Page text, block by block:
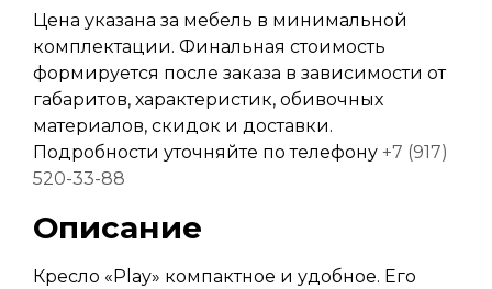
Цена указана за мебель в минимальной
комплектации. Финальная стоимость
формируется после заказа в зависимости от
габаритов, характеристик, обивочных
материалов, скидок и доставки.
Подробности уточняйте по телефону +7 (917)
520-33-88
Описание
Кресло «Play» компактное и удобное. Его